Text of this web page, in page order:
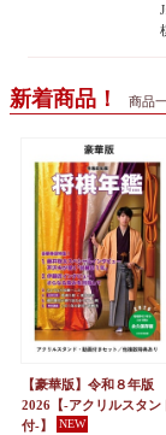
新着商品！ 商品
【豪華版】令和８年
2026【-アクリルスタン
付-】